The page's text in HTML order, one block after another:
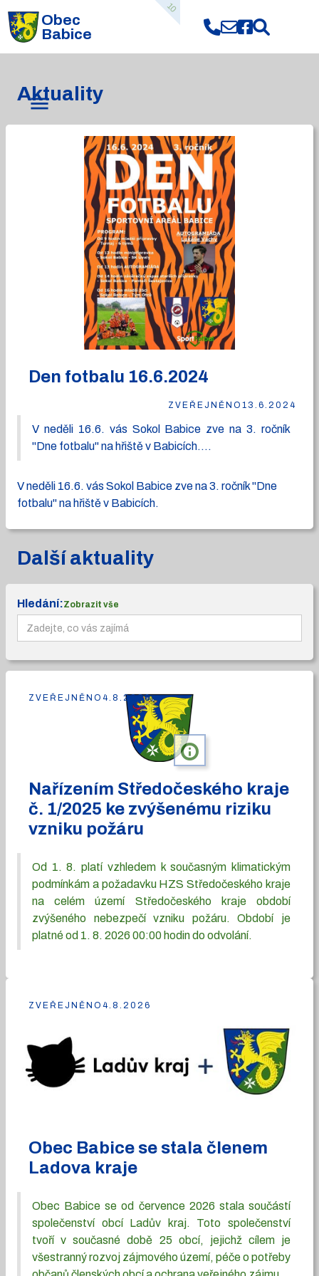
Obec
Babice
10
Aktuality
Den fotbalu 16.6.2024
ZVEŘEJNĚNO 13.6.2024
V neděli 16.6. vás Sokol Babice zve na 3. ročník
"Dne fotbalu" na hřiště v Babicích....
V neděli 16.6. vás Sokol Babice zve na 3. ročník "Dne
fotbalu" na hřiště v Babicích.
Další aktuality
Hledání:Zobrazit vše
info
Nařízením Středočeského kraje
č. 1/2025 ke zvýšenému riziku
vzniku požáru
Od 1. 8. platí vzhledem k současným klimatickým
podmínkám a požadavku HZS Středočeského kraje
na celém území Středočeského kraje období
zvýšeného nebezpečí vzniku požáru. Období je
platné od 1. 8. 2026 00:00 hodin do odvolání.
ZVEŘEJNĚNO 4.8.2026
Obec Babice se stala členem
Ladova kraje
Obec Babice se od července 2026 stala součástí
společenství obcí Ladův kraj. Toto společenství
tvoří v současné době 25 obcí, jejichž cílem je
všestranný rozvoj zájmového území, péče o potřeby
ZVEŘEJNĚNO 4.8.2026